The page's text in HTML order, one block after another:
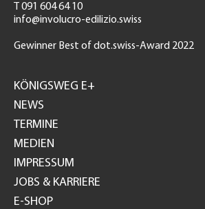
T 091 604 64 10
info@involucro-edilizio.swiss
Gewinner Best of dot.swiss-Award 2022
GH
KÖNIGSWEG E+
NEWS
TERMINE
MEDIEN
IMPRESSUM
JOBS & KARRIERE
E-SHOP